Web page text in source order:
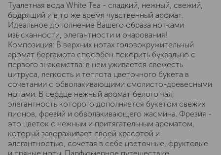
Туалетная вода White Tea - сладкий, нежный, свежий,
бодрящий и в то же время чувственный аромат.
Идеальное дополнение Вашего образа нотками
изысканности, элегантности и очарования!
Композиция: В верхних нотах головокружительный
аромат бергамота способен покорить буквально с
первого знакомства: в нем уживается свежесть
цитруса, легкость и теплота цветочного букета в
сочетании с обволакивающими смолисто-древесными
нотами. В сердце нежный аромат белого чая,
элегантность которого дополняется букетом свежих
пионов, фрезий и обволакивающего жасмина. Фрезия -
это цветок с нежным и притягательным ароматом,
который завораживает своей красотой и
элегантностью, сочетая в себе цветочные, фруктовые